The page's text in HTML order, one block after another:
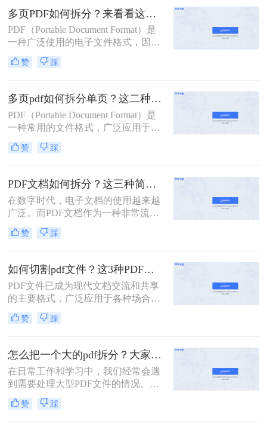
便于管理、传输或打印。那么pdf如何
分割呢？本文将详细介绍几种PDF分
割的方法，帮助您轻松完成这一任
务。
多页PDF如何拆分？来看看这三个PDF拆分方法！
PDF（Portable Document Format）是
一种广泛使用的电子文件格式，因其
跨平台、不易修改的特性而备受青
睐。然而，有时我们可能需要对一个
单独处理或分享其中的某一部分。那
么多页pdf如何拆分呢？本文将详细介
绍几种拆分多页PDF的方法，帮助读
者轻松应对这一需求。
赞 踩
多页pdf如何拆分单页？这二种方法可以有效解决你的问题！
PDF（Portable Document Format）是
一种常用的文件格式，广泛应用于文
档分享、电子书、合同签署等领域。
然而，有时我们可能需要将一个包含
页PDF文件，以便于更灵活地管理和
使用。那么多页pdf如何拆分单页呢？
本文将详细介绍几种拆分多页PDF为
单页PDF的方法，帮助读者轻松应对
这一需求。
赞 踩
PDF文档如何拆分？这三种简单方法可以学习！
在数字时代，电子文档的使用越来越
广泛。而PDF文档作为一种非常流行
的电子文档格式，常常用于存储和传
输各种类型的文件。然而，有时候我
时候就需要将PDF文档拆分为多个部
分。本文将介绍PDF文档如何拆分，
并提供了几种实用的方法。
赞 踩
如何切割pdf文件？这3种PDF分割方法很简单!
PDF文件已成为现代文档交流和共享
的主要格式，广泛应用于各种场合，
如商务、教育、科研等。但是，PDF
文件通常比较大，内容较多，如果需
往往会比较麻烦。为了解决这些问
题，我们需要一款方便易用的PDF文
件切割工具。那么如何切割pdf文件？
一个工具轻松搞定！一起来看看吧。
赞 踩
怎么把一个大的pdf拆分？大家试试这二种常用方法！
在日常工作和学习中，我们经常会遇
到需要处理大型PDF文件的情况。当
这些文件过于庞大，包含多个章节或
页面时，我们可能会希望将其拆分成
赞 踩